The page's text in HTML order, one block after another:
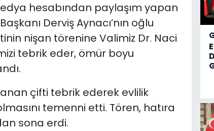
hesabından paylaşım yapan
Derviş Aynacı’nın oğlu
nişan törenine Valimiz Dr. Naci
tebrik eder, ömür boyu
çifti tebrik ederek evlilik
temenni etti. Tören, hatıra
sona erdi.